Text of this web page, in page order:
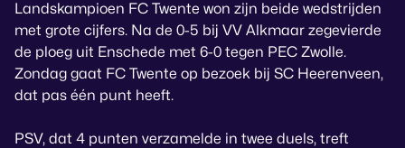
Landskampioen FC Twente won zijn beide wedstrijden
met grote cijfers. Na de 0-5 bij VV Alkmaar zegevierde
de ploeg uit Enschede met 6-0 tegen PEC Zwolle.
Zondag gaat FC Twente op bezoek bij SC Heerenveen,
dat pas één punt heeft.
PSV, dat 4 punten verzamelde in twee duels, treft